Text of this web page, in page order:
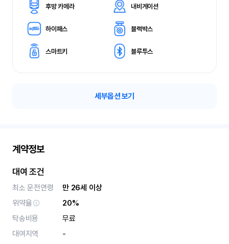
후방 카메라 내비게이션
하이패스 블랙박스
스마트키 블루투스
세부옵션 보기
계약정보
대여 조건
최소 운전연령
만 26세 이상
위약율
20%
탁송비용
무료
대여지역
-